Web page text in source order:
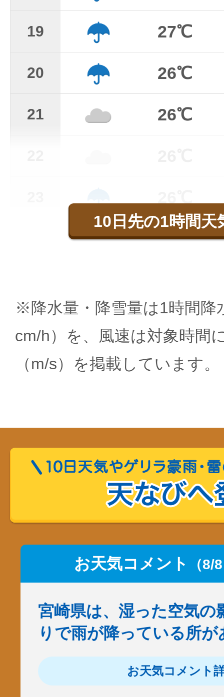
19 27℃
20 26℃
21 26℃
10日先の1時間天
※降水量・降雪量は1時間降
cm/h）を、風速は対象時間
（m/s）を掲載しています。
お天気コメント （8/
宮崎県は、湿った空気の
りで雨が降っている所
お天気コメント